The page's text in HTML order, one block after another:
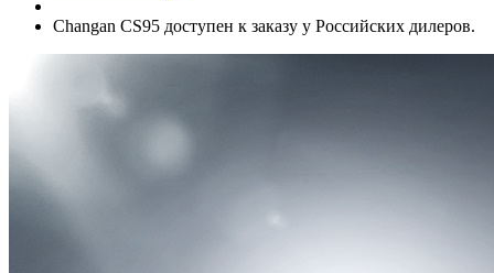
Changan СS95 доступен к заказу у Российских дилеров.